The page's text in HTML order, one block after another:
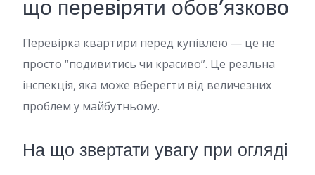
що перевіряти обов’язково
Перевірка квартири перед купівлею — це не
просто “подивитись чи красиво”. Це реальна
інспекція, яка може вберегти від величезних
проблем у майбутньому.
На що звертати увагу при огляді